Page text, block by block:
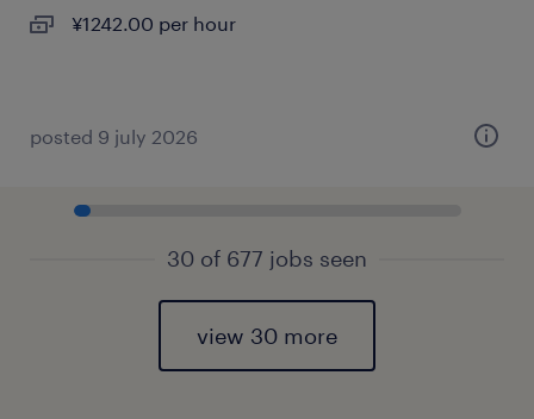
¥1242.00 per hour
posted 9 july 2026
30 of 677 jobs seen
view 30 more